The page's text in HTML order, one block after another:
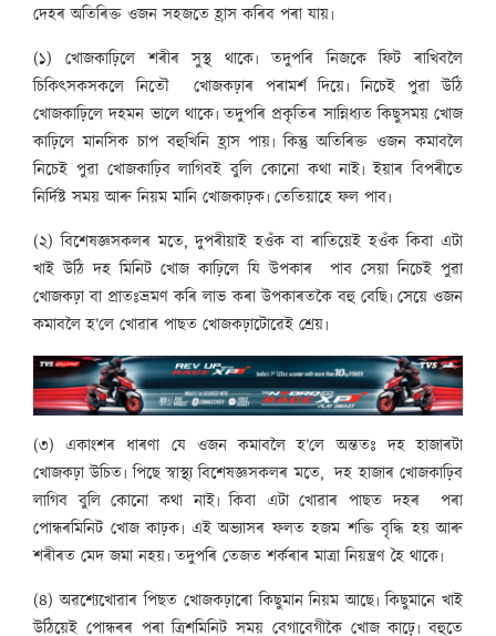
দেহৰ অতিৰিক্ত ওজন সহজতে হ্ৰাস কৰিব পৰা যায়৷
(১) খোজকাঢ়িলে শৰীৰ সুস্থ থাকে৷ তদুপৰি নিজকে ফিট ৰাখিবলৈ
চিকিৎসকসকলে নিতৌ খোজকঢ়াৰ পৰামৰ্শ দিয়ে৷ নিচেই পুৱা উঠি
খোজকাঢ়িলে দহমন ভালে থাকে৷ তদুপৰি প্ৰকৃতিৰ সান্নিধ্যত কিছুসময় খোজ
কাঢ়িলে মানসিক চাপ বহুখিনি হ্ৰাস পায়৷ কিন্তু অতিৰিক্ত ওজন কমাবলৈ
নিচেই পুৱা খোজকাঢ়িব লাগিবই বুলি কোনো কথা নাই৷ ইয়াৰ বিপৰীতে
নিৰ্দিষ্ট সময় আৰু নিয়ম মানি খোজকাঢ়ক৷ তেতিয়াহে ফল পাব৷
(২) বিশেষজ্ঞসকলৰ মতে, দুপৰীয়াই হওঁক বা ৰাতিয়েই হওঁক কিবা এটা
খাই উঠি দহ মিনিট খোজ কাঢ়িলে যি উপকাৰ পাব সেয়া নিচেই পুৱা
খোজকঢ়া বা প্ৰাতঃভ্ৰমণ কৰি লাভ কৰা উপকাৰতকৈ বহু বেছি৷ সেয়ে ওজন
কমাবলৈ হ’লে খোৱাৰ পাছত খোজকঢ়াটোৱেই শ্ৰেয়৷
(৩) একাংশৰ ধাৰণা যে ওজন কমাবলৈ হ’লে অন্ততঃ দহ হাজাৰটা
খোজকঢ়া উচিত৷ পিছে স্বাস্থ্য বিশেষজ্ঞসকলৰ মতে, দহ হাজাৰ খোজকাঢ়িব
লাগিব বুলি কোনো কথা নাই৷ কিবা এটা খোৱাৰ পাছত দহৰ পৰা
পোন্ধৰমিনিট খোজ কাঢ়ক৷ এই অভ্যাসৰ ফলত হজম শক্তি বৃদ্ধি হয় আৰু
শৰীৰত মেদ জমা নহয়৷ তদুপৰি তেজত শৰ্কৰাৰ মাত্ৰা নিয়ন্ত্ৰণ হৈ থাকে৷
(৪) অৱশ্যেখোৱাৰ পিছত খোজকঢ়াৰো কিছুমান নিয়ম আছে৷ কিছুমানে খাই
উঠিয়েই পোন্ধৰৰ পৰা ত্ৰিশমিনিট সময় বেগাবেগীকৈ খোজ কাঢ়ে৷ বহুতে